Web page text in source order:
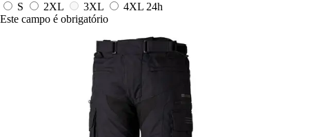
S
2XL 3XL 4XL 24h
Este campo é obrigatório